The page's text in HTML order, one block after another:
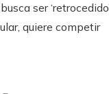
ser
quiere competir